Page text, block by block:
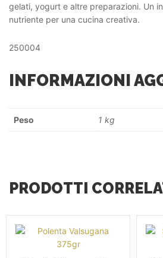
gelati, yogurt e altre preparazioni. Un
nutriente per una cucina creativa.
250004
INFORMAZIONI
Peso 1 kg
PRODOTTI